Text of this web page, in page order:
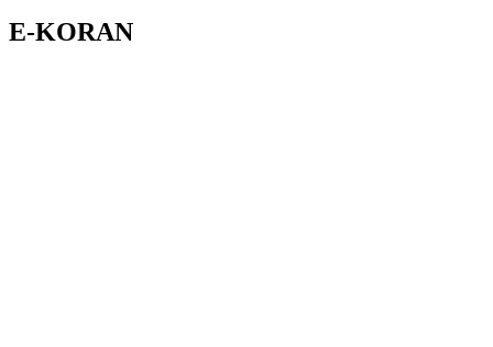
E-KORAN